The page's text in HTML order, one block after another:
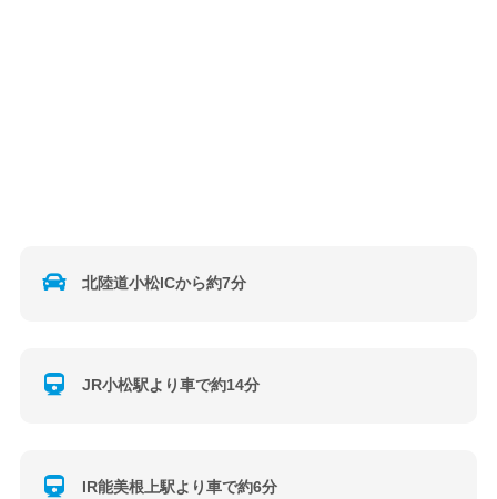
北陸道小松ICから約7分
JR小松駅より車で約14分
IR能美根上駅より車で約6分